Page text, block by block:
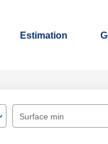
Estimation
Surface min